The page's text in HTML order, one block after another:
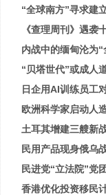
“全球南方”寻求建
《查理周刊》遇袭
内战中的缅甸沦为
“贝塔世代”或成人
日企用AI训练员工
欧洲科学家启动人
土耳其增建三艘新
民用产品现身俄乌
民进党“立法院”党
香港优化投资移民